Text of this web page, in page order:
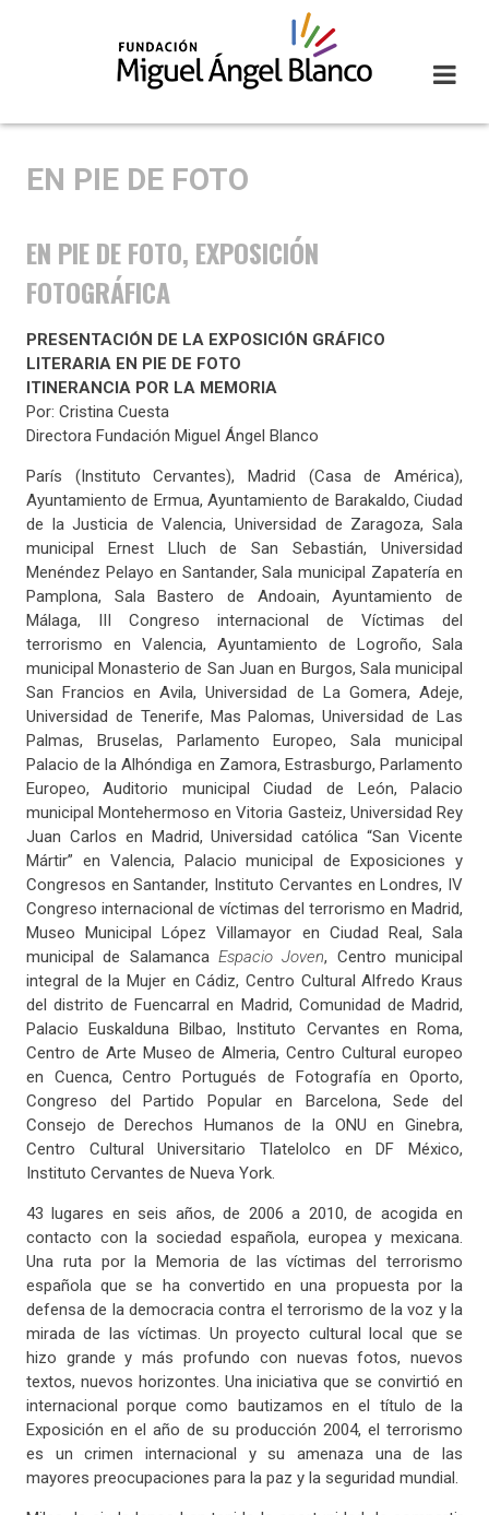
EN PIE DE FOTO
EN PIE DE FOTO, EXPOSICIÓN
FOTOGRÁFICA
PRESENTACIÓN DE LA EXPOSICIÓN GRÁFICO
LITERARIA EN PIE DE FOTO
ITINERANCIA POR LA MEMORIA
Por: Cristina Cuesta
Directora Fundación Miguel Ángel Blanco
París (Instituto Cervantes), Madrid (Casa de América),
Ayuntamiento de Ermua, Ayuntamiento de Barakaldo, Ciudad
de la Justicia de Valencia, Universidad de Zaragoza, Sala
municipal Ernest Lluch de San Sebastián, Universidad
Menéndez Pelayo en Santander, Sala municipal Zapatería en
Pamplona, Sala Bastero de Andoain, Ayuntamiento de
Málaga, III Congreso internacional de Víctimas del
terrorismo en Valencia, Ayuntamiento de Logroño, Sala
municipal Monasterio de San Juan en Burgos, Sala municipal
San Francios en Avila, Universidad de La Gomera, Adeje,
Universidad de Tenerife, Mas Palomas, Universidad de Las
Palmas, Bruselas, Parlamento Europeo, Sala municipal
Palacio de la Alhóndiga en Zamora, Estrasburgo, Parlamento
Europeo, Auditorio municipal Ciudad de León, Palacio
municipal Montehermoso en Vitoria Gasteiz, Universidad Rey
Juan Carlos en Madrid, Universidad católica “San Vicente
Mártir” en Valencia, Palacio municipal de Exposiciones y
Congresos en Santander, Instituto Cervantes en Londres, IV
Congreso internacional de víctimas del terrorismo en Madrid,
Museo Municipal López Villamayor en Ciudad Real, Sala
municipal de Salamanca Espacio Joven, Centro municipal
integral de la Mujer en Cádiz, Centro Cultural Alfredo Kraus
del distrito de Fuencarral en Madrid, Comunidad de Madrid,
Palacio Euskalduna Bilbao, Instituto Cervantes en Roma,
Centro de Arte Museo de Almeria, Centro Cultural europeo
en Cuenca, Centro Portugués de Fotografía en Oporto,
Congreso del Partido Popular en Barcelona, Sede del
Consejo de Derechos Humanos de la ONU en Ginebra,
Centro Cultural Universitario Tlatelolco en DF México,
Instituto Cervantes de Nueva York.
43 lugares en seis años, de 2006 a 2010, de acogida en
contacto con la sociedad española, europea y mexicana.
Una ruta por la Memoria de las víctimas del terrorismo
española que se ha convertido en una propuesta por la
defensa de la democracia contra el terrorismo de la voz y la
mirada de las víctimas. Un proyecto cultural local que se
hizo grande y más profundo con nuevas fotos, nuevos
textos, nuevos horizontes. Una iniciativa que se convirtió en
internacional porque como bautizamos en el título de la
Exposición en el año de su producción 2004, el terrorismo
es un crimen internacional y su amenaza una de las
mayores preocupaciones para la paz y la seguridad mundial.